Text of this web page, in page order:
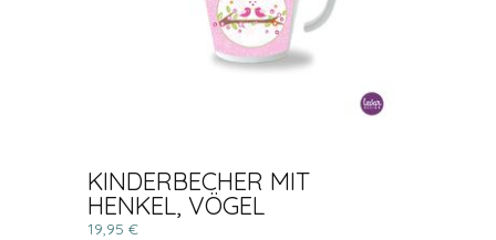
KINDERBECHER MIT
HENKEL, VÖGEL
19,95 €